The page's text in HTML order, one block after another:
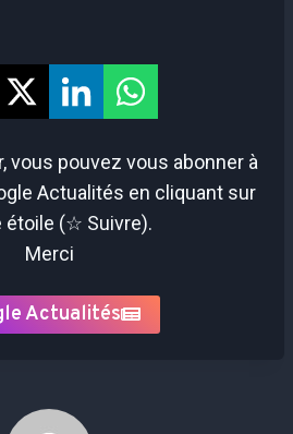
vous pouvez vous abonner à
Actualités en cliquant sur
étoile (☆ Suivre).
Merci
Actualités